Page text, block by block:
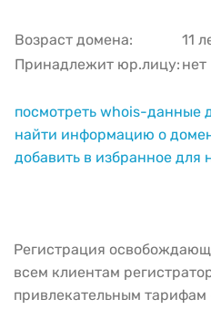
Возраст домена:
11
Принадлежит юр.лицу: нет
посмотреть whois-данные
найти информацию о
добавить в избранное для
Регистрация
всем клиентам
привлекательным тарифам